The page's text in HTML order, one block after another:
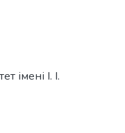
імені І. І.